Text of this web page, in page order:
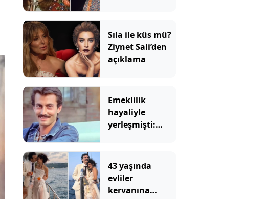
Sıla ile küs mü?
Ziynet Sali’den
açıklama
Emeklilik
hayaliyle
yerleşmişti:
köy hayatı
kabusa döndü
43 yaşında
evliler
kervanına